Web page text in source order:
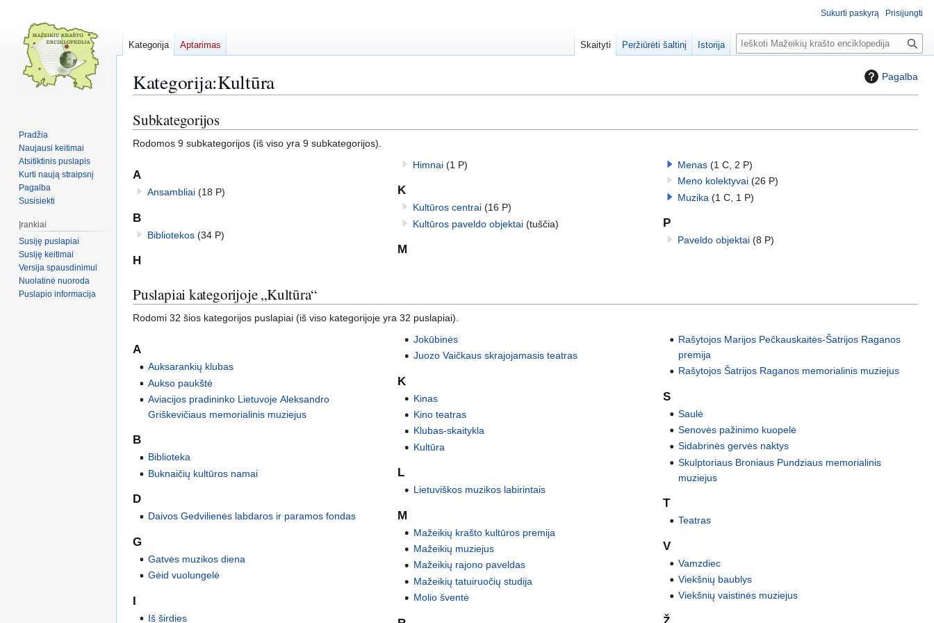
Pagalba
Kategorija:Kultūra
Pereiti
į
navigaciją
Jump
to
search
Subkategorijos
Rodomos 9 subkategorijos (iš viso yra 9 subkategorijos).
A
Ansambliai (18 P)
B
Bibliotekos (34 P)
H
Himnai (1 P)
K
Kultūros centrai (16 P)
Kultūros paveldo objektai (tuščia)
M
Menas (1 C, 2 P)
Meno kolektyvai (26 P)
Muzika (1 C, 1 P)
P
Paveldo objektai (8 P)
Puslapiai kategorijoje „Kultūra“
Rodomi 32 šios kategorijos puslapiai (iš viso kategorijoje yra 32 puslapiai).
A
Auksarankių klubas
Aukso paukštė
Aviacijos pradininko Lietuvoje Aleksandro
Griškevičiaus memorialinis muziejus
B
Biblioteka
Buknaičių kultūros namai
D
Daivos Gedvilienės labdaros ir paramos fondas
G
Gatvės muzikos diena
Gėid vuolungelė
I
Iš širdies
Jokūbinės
Juozo Vaičkaus skrajojamasis teatras
K
Kinas
Kino teatras
Klubas-skaitykla
Kultūra
L
Lietuviškos muzikos labirintais
M
Mažeikių krašto kultūros premija
Mažeikių muziejus
Mažeikių rajono paveldas
Mažeikių tatuiruočių studija
Molio šventė
Rašytojos Marijos Pečkauskaitės-Šatrijos Raganos
premija
Rašytojos Šatrijos Raganos memorialinis muziejus
S
Saulė
Senovės pažinimo kuopelė
Sidabrinės gervės naktys
Skulptoriaus Broniaus Pundziaus memorialinis
muziejus
T
Teatras
V
Vamzdiec
Viekšnių baublys
Viekšnių vaistinės muziejus
Sukurti paskyrą Prisijungti
Kategorija Aptarimas Skaityti Peržiūrėti šaltinį Istorija
P
a
a
Pradžia
Naujausi keitimai
Atsitiktinis puslapis
Kurti naują straipsnį
Pagalba
Susisiekti
Įrankiai
Susiję puslapiai
Susiję keitimai
Versija spausdinimui
Nuolatinė nuoroda
Puslapio informacija